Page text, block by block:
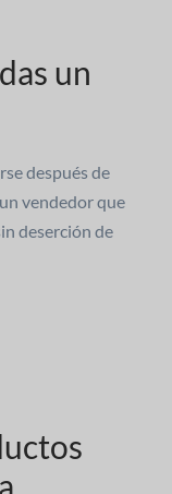
un
después de
vendedor que
deserción de